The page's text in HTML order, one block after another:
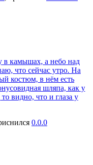
в камышах, а небо над
что сейчас утро. На
костюм, в нём есть
шляпа, как у
видно, что и глаза у
0.0.0